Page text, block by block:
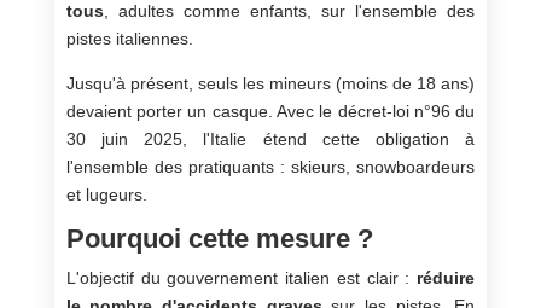
tous, adultes comme enfants, sur l'ensemble des
pistes italiennes.
Jusqu'à présent, seuls les mineurs (moins de 18 ans)
devaient porter un casque. Avec le décret-loi n°96 du
30 juin 2025, l'Italie étend cette obligation à
l'ensemble des pratiquants : skieurs, snowboardeurs
et lugeurs.
Pourquoi cette mesure ?
L'objectif du gouvernement italien est clair : réduire